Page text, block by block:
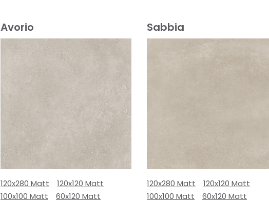
Avorio
120x280 Matt
120x120 Matt
100x100 Matt
60x120 Matt
Sabbia
120x280 Matt
120x120 Matt
100x100 Matt
60x120 Matt